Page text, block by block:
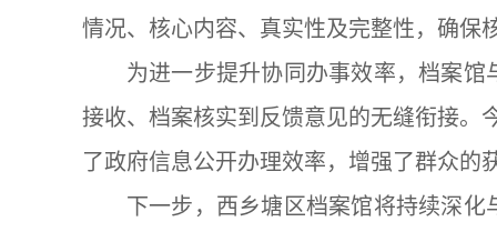
情况、核心内容、真实性及完整性，确保
为进一步提升协同办事效率，档案
接收、档案核实到反馈意见的无缝衔接
了政府信息公开办理效率，增强了群众的
下一步，西乡塘区档案馆将持续深